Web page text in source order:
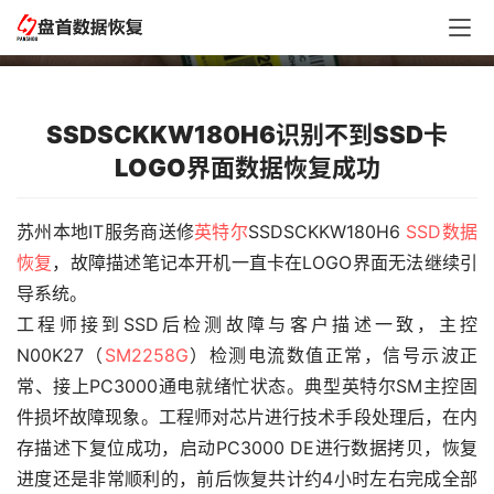
数据恢复成功
SSDSCKKW180H6识别不到SSD卡
LOGO界面数据恢复成功
苏州本地IT服务商送修英特尔SSDSCKKW180H6 SSD数据
恢复，故障描述笔记本开机一直卡在LOGO界面无法继续引
导系统。
工程师接到SSD后检测故障与客户描述一致，主控
N00K27（ SM2258G）检测电流数值正常，信号示波正
常、接上PC3000通电就绪忙状态。典型英特尔SM主控固
件损坏故障现象。工程师对芯片进行技术手段处理后，在内
存描述下复位成功，启动PC3000 DE进行数据拷贝，恢复
进度还是非常顺利的，前后恢复共计约4小时左右完成全部